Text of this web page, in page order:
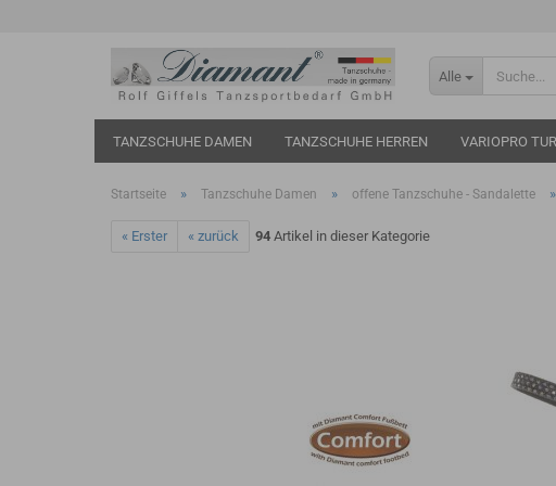
Alle
TANZSCHUHE DAMEN TANZSCHUHE HERREN VARIOPRO
Startseite » Tanzschuhe Damen » offene Tanzschuhe - Sandalette »
« Erster « zurück 94 Artikel in dieser Kategorie